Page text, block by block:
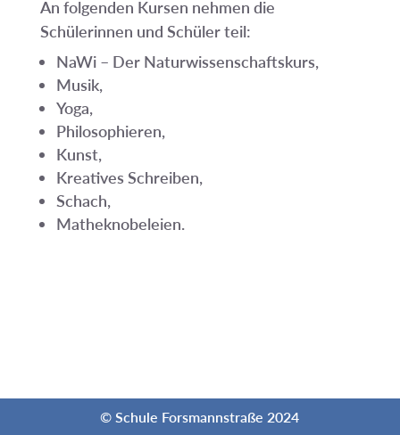
An folgenden Kursen nehmen die
Schülerinnen und Schüler teil:
NaWi – Der Naturwissenschaftskurs,
Musik,
Yoga,
Philosophieren,
Kunst,
Kreatives Schreiben,
Schach,
Matheknobeleien.
© Schule Forsmannstraße 2024